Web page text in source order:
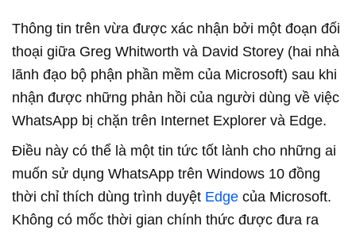
Thông tin trên vừa được xác nhận bởi một đoạn đối
thoại giữa Greg Whitworth và David Storey (hai nhà
lãnh đạo bộ phận phần mềm của Microsoft) sau khi
nhận được những phản hồi của người dùng về việc
WhatsApp bị chặn trên Internet Explorer và Edge.
Điều này có thể là một tin tức tốt lành cho những ai
muốn sử dụng WhatsApp trên Windows 10 đồng
thời chỉ thích dùng trình duyệt Edge của Microsoft.
Không có mốc thời gian chính thức được đưa ra